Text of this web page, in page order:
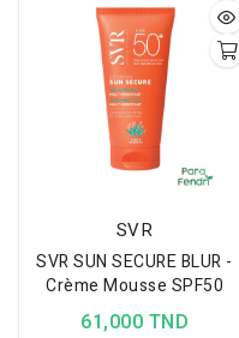
dommages UV, tout en
apaisant la peau grâce à
l'eau thermale d'Avène.
SVR
SVR SUN SECURE BLUR -
Crème Mousse SPF50
61,000 TND